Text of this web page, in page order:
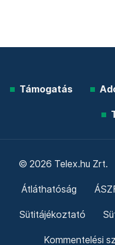
Támogatás
© 2026 Telex.hu Zrt.
Átláthatóság
Sütitájékoztató
Kommentelési